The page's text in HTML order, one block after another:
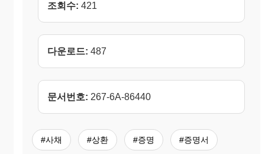
조회수: 421
다운로드: 487
문서번호: 267-6A-86440
#사채 #상환 #증명 #증명서